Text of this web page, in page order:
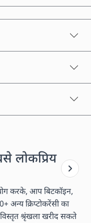
लोकप्रिय
करके, आप बिटकॉइन,
अन्य क्रिप्टोकरेंसी का
श्रृंखला खरीद सकते